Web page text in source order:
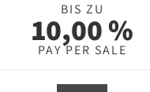
BIS ZU
10,00 %
PAY PER SALE